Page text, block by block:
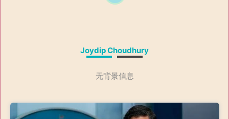
Joydip Choudhury
无背景信息